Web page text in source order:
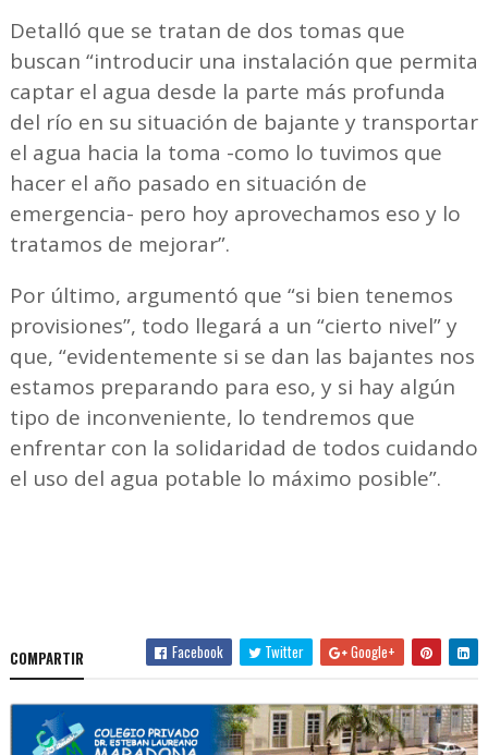
Detalló que se tratan de dos tomas que
buscan “introducir una instalación que permita
captar el agua desde la parte más profunda
del río en su situación de bajante y transportar
el agua hacia la toma -como lo tuvimos que
hacer el año pasado en situación de
emergencia- pero hoy aprovechamos eso y lo
tratamos de mejorar”.
Por último, argumentó que “si bien tenemos
provisiones”, todo llegará a un “cierto nivel” y
que, “evidentemente si se dan las bajantes nos
estamos preparando para eso, y si hay algún
tipo de inconveniente, lo tendremos que
enfrentar con la solidaridad de todos cuidando
el uso del agua potable lo máximo posible”.
COMPARTIR Facebook Twitter Google+